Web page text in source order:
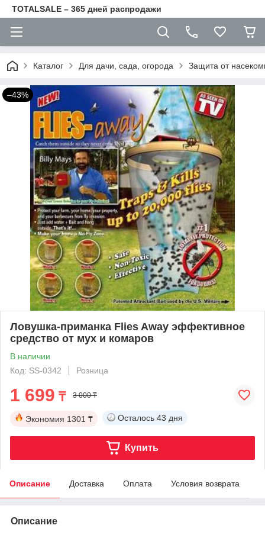
TOTALSALE – 365 дней распродажи
Каталог Для дачи, сада, огорода Защита от
–43%
Ловушка-приманка Flies Away эффективное
средство от мух и комаров
В наличии
Код: SS-0342
Розница
1 699 ₸ 3 000 ₸
Экономия 1301 ₸ Осталось 43 дня
Купить
Описание Доставка Оплата Условия возврата
Описание